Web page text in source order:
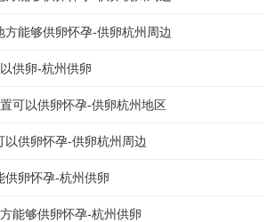
能够供卵怀孕-供卵杭州周边
供卵-杭州供卵
可以供卵怀孕-供卵杭州地区
供卵怀孕-供卵杭州周边
卵怀孕-杭州供卵
能够供卵怀孕-杭州供卵